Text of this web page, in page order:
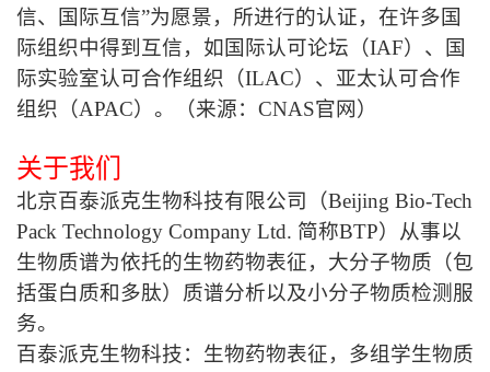
信、国际互信”为愿景，所进行的认证，在许多国
际组织中得到互信，如国际认可论坛（IAF）、国
际实验室认可合作组织（ILAC）、亚太认可合作
组织（APAC）。（来源： CNAS官网）
关于我们
北京百泰派克生物科技有限公司（Beijing Bio-Tech
Pack Technology Company Ltd. 简称BTP）从事以
生物质谱为依托的生物药物表征，大分子物质（包
括蛋白质和多肽）质谱分析以及小分子物质检测服
务。
百泰派克生物科技：生物药物表征，多组学生物质